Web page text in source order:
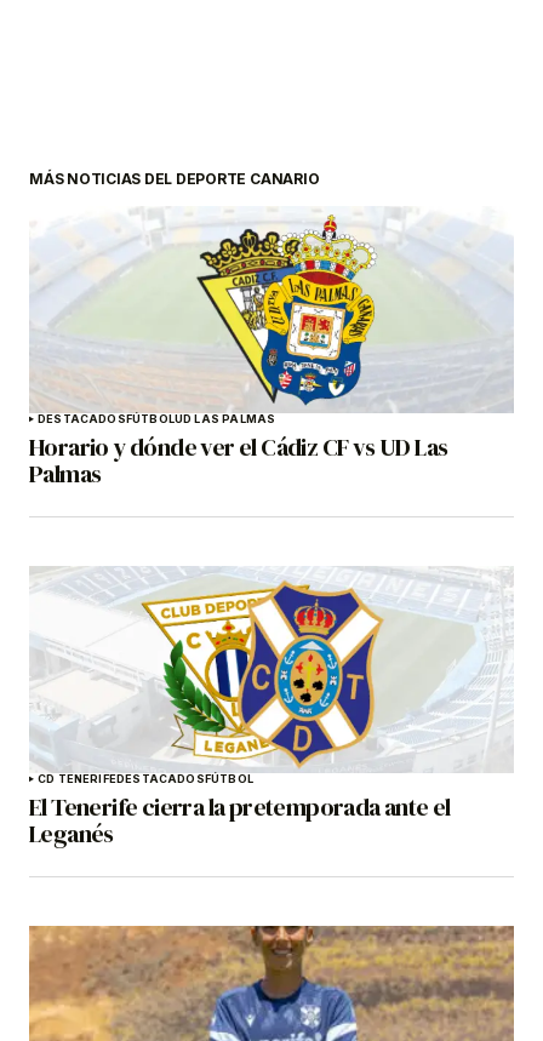
MÁS NOTICIAS DEL DEPORTE CANARIO
DESTACADOSFÚTBOLUD LAS PALMAS
Horario y dónde ver el Cádiz CF vs UD Las
Palmas
CD TENERIFEDESTACADOSFÚTBOL
El Tenerife cierra la pretemporada ante el
Leganés